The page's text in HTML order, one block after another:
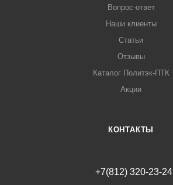
Вопрос-ответ
Наши клиенты
Статьи
Отзывы
Каталог Политэк-ПТК
Акции
КОНТАКТЫ
+7(812) 320-23-24